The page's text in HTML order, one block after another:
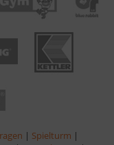
| Spielturm |